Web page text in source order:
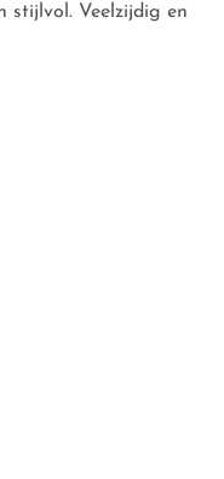
stijlvol. Veelzijdig en